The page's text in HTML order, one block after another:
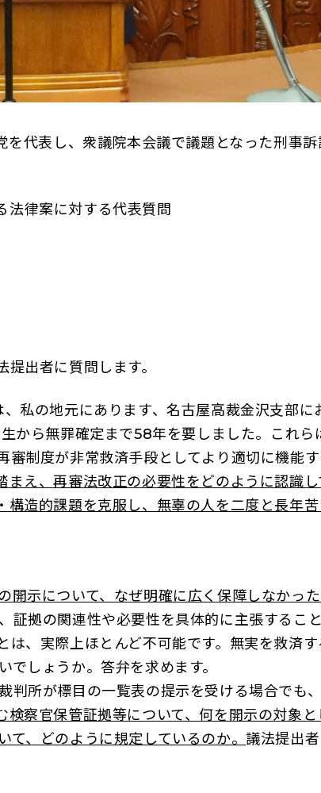
代表し、衆議院本会議で議題となった刑事
する法律案に対する代表質問
出者に質問します。
私の地元にあります、名古屋高裁金沢支部に
から無罪確定まで58年を要しました。これら
制度が非常救済手段としてより適切に機能
え、再審法改正の必要性をどのように認識し
造的課題を克服し、無辜の人を二度と長年
示について、なぜ明確に広く保障しなかっ
拠の関連性や必要性を具体的に主張するこ
、実際上ほとんど不可能です。無実を救済
しょうか。答弁を求めます。
所が標目の一覧表の提示を受ける場合でも
検察官保管証拠等について、何を開示の対象
、どのように規定しているのか。 議法提出